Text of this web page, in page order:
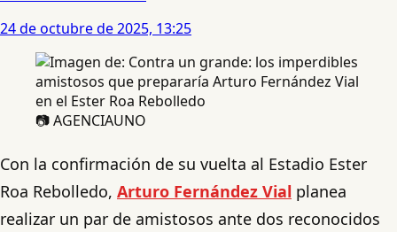
24 de octubre de 2025, 13:25
📷 AGENCIAUNO
Con la confirmación de su vuelta al Estadio Ester
Roa Rebolledo, Arturo Fernández Vial planea
realizar un par de amistosos ante dos reconocidos